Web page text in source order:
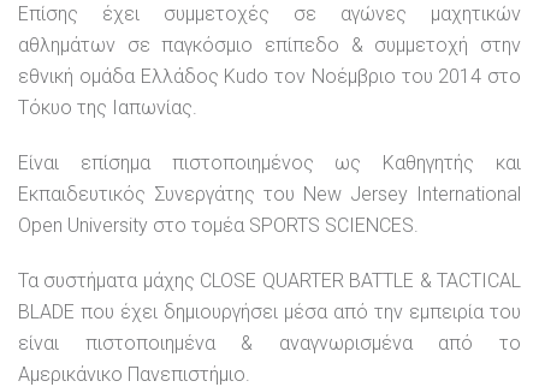
Επίσης έχει συμμετοχές σε αγώνες μαχητικών
αθλημάτων σε παγκόσμιο επίπεδο & συμμετοχή στην
εθνική ομάδα Ελλάδος Kudo τον Νοέμβριο του 2014 στο
Τόκυο της Ιαπωνίας.
Είναι επίσημα πιστοποιημένος ως Καθηγητής και
Εκπαιδευτικός Συνεργάτης του New Jersey International
Open University στο τομέα SPORTS SCIENCES.
Τα συστήματα μάχης CLOSE QUARTER BATTLE & TACTICAL
BLADE που έχει δημιουργήσει μέσα από την εμπειρία του
είναι πιστοποιημένα & αναγνωρισμένα από το
Αμερικάνικο Πανεπιστήμιο.